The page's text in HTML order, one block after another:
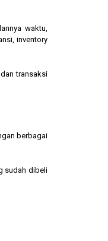
waktu,
inventory
transaksi
berbagai
sudah dibeli